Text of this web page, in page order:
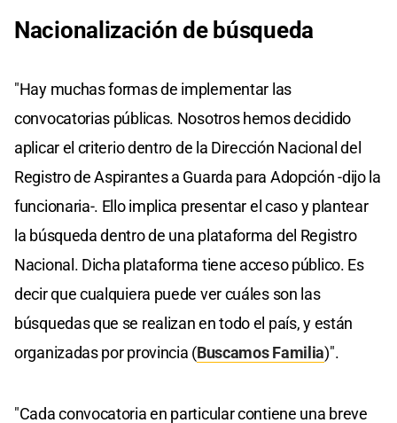
of
Nacionalización de búsqueda
"Hay muchas formas de implementar las
convocatorias públicas. Nosotros hemos decidido
aplicar el criterio dentro de la Dirección Nacional del
Registro de Aspirantes a Guarda para Adopción -dijo la
funcionaria-. Ello implica presentar el caso y plantear
la búsqueda dentro de una plataforma del Registro
Nacional. Dicha plataforma tiene acceso público. Es
decir que cualquiera puede ver cuáles son las
búsquedas que se realizan en todo el país, y están
organizadas por provincia (Buscamos Familia)".
"Cada convocatoria en particular contiene una breve